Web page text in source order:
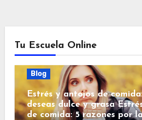
Tu Escuela Online
Blog
Estrés y antojos de
deseas dulce y grasa
de comida: 5 razones por